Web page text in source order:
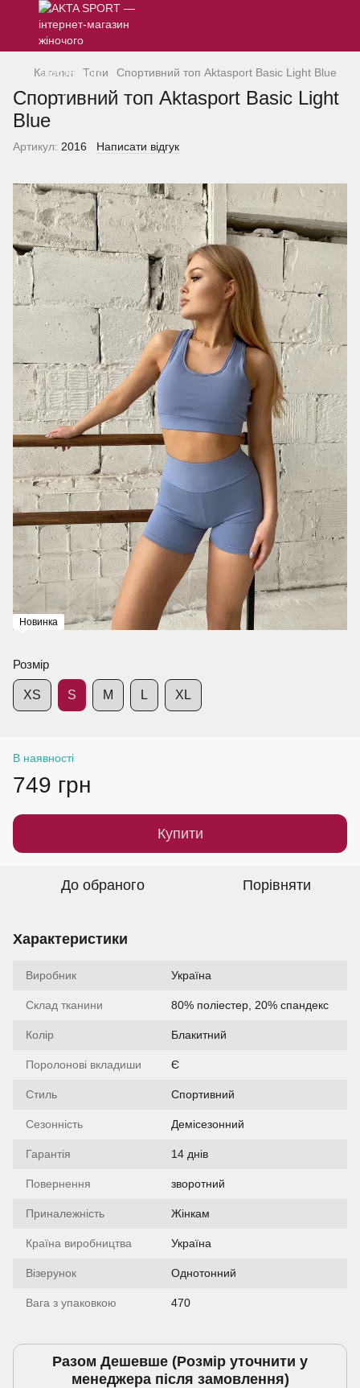
Каталог Топи Спортивний топ Aktasport Basic Light Blue
Спортивний топ Aktasport Basic Light
Blue
Артикул: 2016 Написати відгук
Новинка
Розмір
XS S M L XL
В наявності
749 грн
Купити
До обраного Порівняти
Характеристики
Виробник Україна
Склад тканини 80% поліестер, 20% спандекс
Колір Блакитний
Поролонові вкладиши Є
Стиль Спортивний
Сезонність Демісезонний
Гарантія 14 днiв
Повернення зворотний
Приналежність Жінкам
Країна виробництва Україна
Візерунок Однотонний
Вага з упаковкою 470
Разом Дешевше (Розмiр уточнити у
менеджера пiсля замовлення)